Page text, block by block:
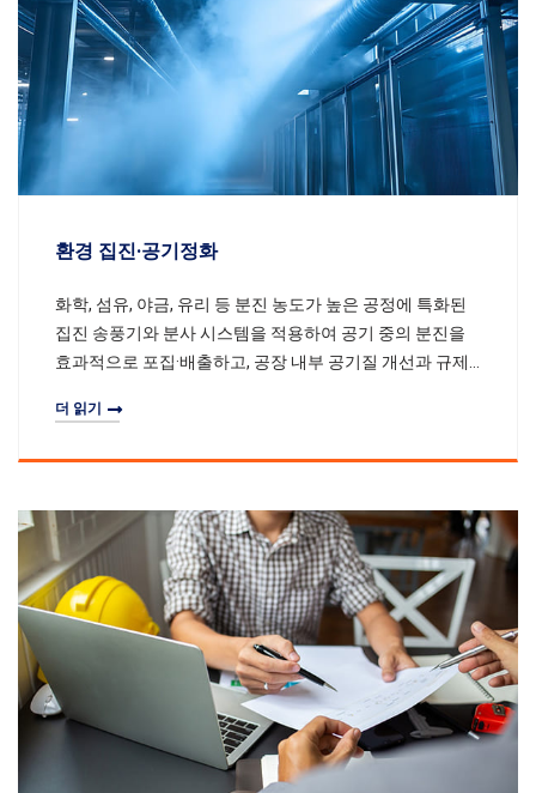
환경 집진·공기정화
화학, 섬유, 야금, 유리 등 분진 농도가 높은 공정에 특화된
집진 송풍기와 분사 시스템을 적용하여 공기 중의 분진을
효과적으로 포집·배출하고, 공장 내부 공기질 개선과 규제
더 읽기